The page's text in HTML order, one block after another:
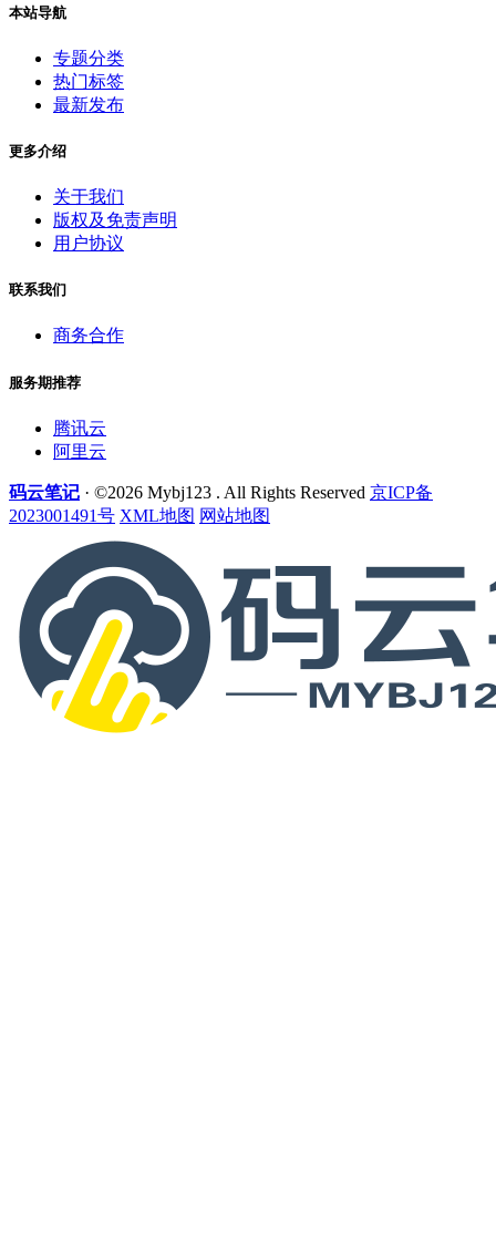
本站导航
专题分类
热门标签
最新发布
更多介绍
关于我们
版权及免责声明
用户协议
联系我们
商务合作
服务期推荐
腾讯云
阿里云
码云笔记 · ©2026 Mybj123 . All Rights Reserved 京ICP备
2023001491号 XML地图 网站地图